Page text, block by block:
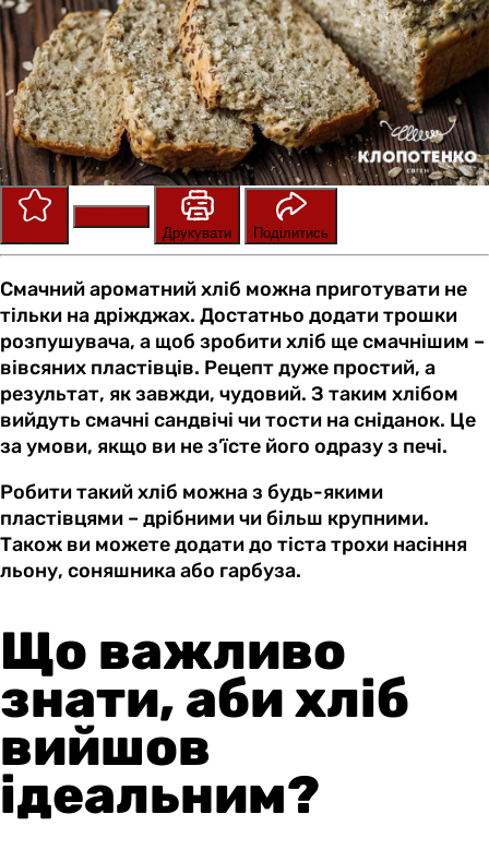
Друкувати
Поділитись
Смачний ароматний хліб можна приготувати не
тільки на дріжджах. Достатньо додати трошки
розпушувача, а щоб зробити хліб ще смачнішим –
вівсяних пластівців. Рецепт дуже простий, а
результат, як завжди, чудовий. З таким хлібом
вийдуть смачні сандвічі чи тости на сніданок. Це
за умови, якщо ви не з’їсте його одразу з печі.
Робити такий хліб можна з будь-якими
пластівцями – дрібними чи більш крупними.
Також ви можете додати до тіста трохи насіння
льону, соняшника або гарбуза.
Що важливо
знати, аби хліб
вийшов
ідеальним?